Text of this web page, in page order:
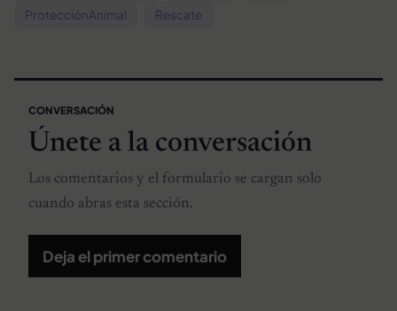
ProtecciónAnimal
Rescate
CONVERSACIÓN
Únete a la conversación
Los comentarios y el formulario se cargan solo
cuando abras esta sección.
Deja el primer comentario